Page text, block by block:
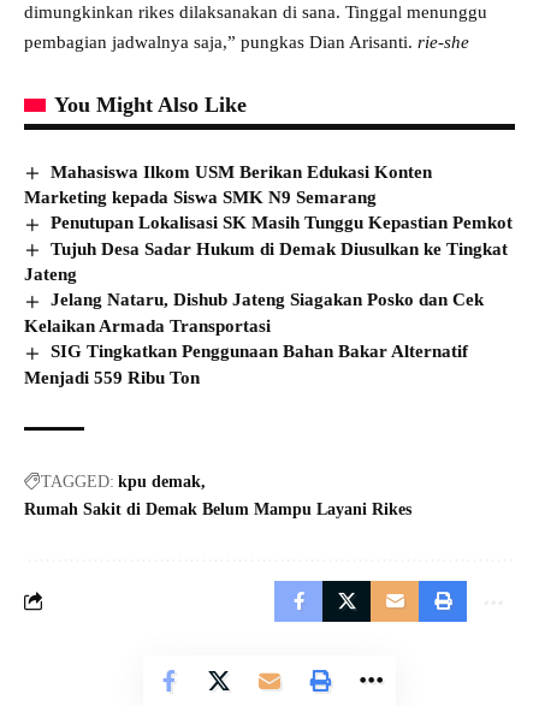
dimungkinkan rikes dilaksanakan di sana. Tinggal menunggu
pembagian jadwalnya saja,” pungkas Dian Arisanti. rie-she
You Might Also Like
Mahasiswa Ilkom USM Berikan Edukasi Konten
Marketing kepada Siswa SMK N9 Semarang
Penutupan Lokalisasi SK Masih Tunggu Kepastian Pemkot
Tujuh Desa Sadar Hukum di Demak Diusulkan ke Tingkat
Jateng
Jelang Nataru, Dishub Jateng Siagakan Posko dan Cek
Kelaikan Armada Transportasi
SIG Tingkatkan Penggunaan Bahan Bakar Alternatif
Menjadi 559 Ribu Ton
TAGGED: kpu demak
Rumah Sakit di Demak Belum Mampu Layani Rikes
© jatengdaily.com. All Rights Reserved.